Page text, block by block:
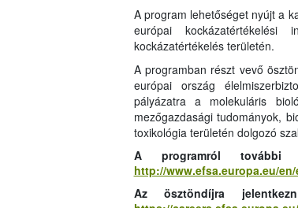
A program lehetőséget nyújt a
európai kockázatértékelési
kockázatértékelés területén.
A programban részt vevő
európai ország
pályázatra a molekuláris
mezőgazdasági tudományok,
toxikológia területén dolgozó
A programról
http://www.efsa.europa.eu/
Az ösztöndíjra